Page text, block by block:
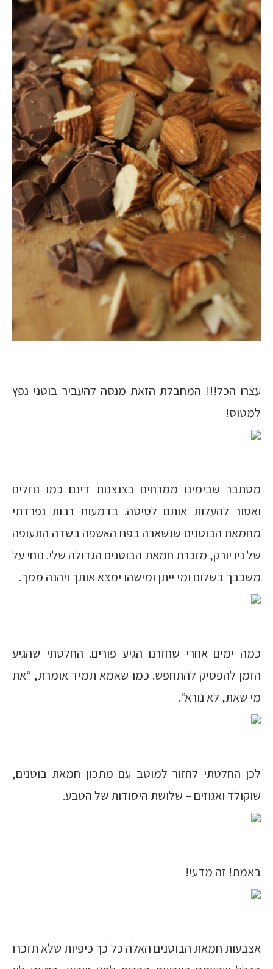
עצרו הכל!!! המחבלת הזאת מנסה להעביר בוטני נפץ
למטוס!
מסתבר שבימינו ממרחים בצנצנות דינם כמו נוזלים
ואסור להעלות אותם לטיסה. בדמעות רבות נפרדתי
מחמאת הבוטנים שנשארה בפח האשפה בשדה התעופה
של ניו יורק, מזכרת חמאת הבוטנים הגדולה שלי. נוחי על
משכבך בשלום ומי ייתן ומישהו ימצא אותך ויהנה ממך.
כמה ימים אחרי שחזרנו הגיע פורים. החלטתי שהגיע
הזמן להפסיק להתחפש. כמו שאמא תמיד אומרת, “את
מי שאת, לא נורא”.
לכן החלטתי לחזור למוטב עם מתכון חמאת בוטנים,
שוקולד ואגוזים – שלושת היסודות של הטבע.
באמת! זה מדעי!
אצבעות חמאת הבוטנים האלה כל כך כיפיות שלא תזכרו